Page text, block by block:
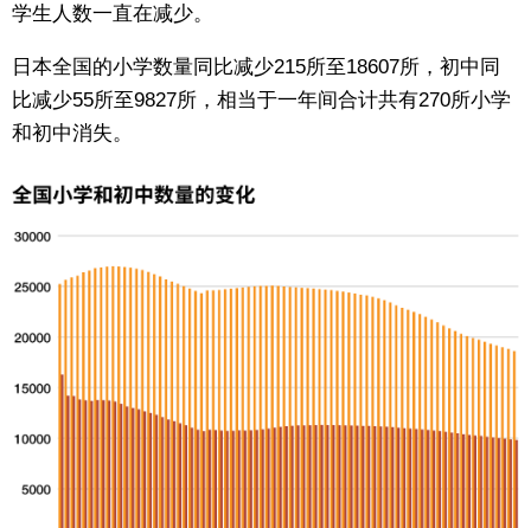
学生人数一直在减少。
日本全国的小学数量同比减少215所至18607所，初中同
比减少55所至9827所，相当于一年间合计共有270所小学
和初中消失。